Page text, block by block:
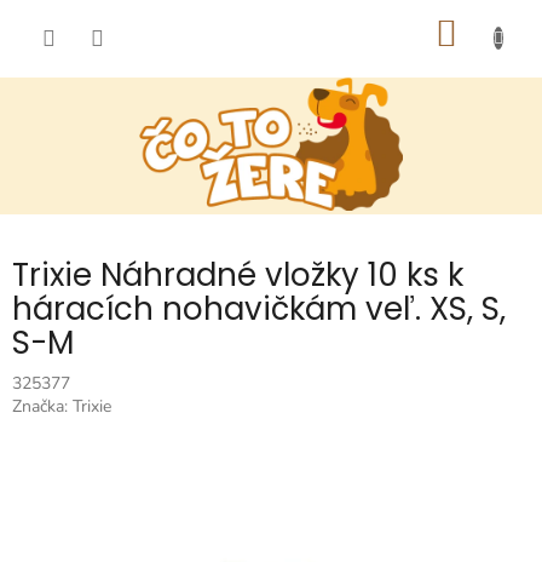
Trixie Náhradné vložky 10 ks k
háracích nohavičkám veľ. XS, S,
S-M
325377
Značka: Trixie